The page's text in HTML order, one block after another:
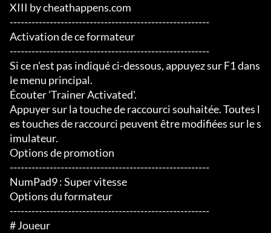
XIII by cheathappens.com
-------------------------------------------------------
Activation de ce formateur
-------------------------------------------------------
Si ce n'est pas indiqué ci-dessous, appuyez sur F1 dans
le menu principal.
Écouter 'Trainer Activated'.
Appuyer sur la touche de raccourci souhaitée. Toutes l
es touches de raccourci peuvent être modifiées sur le s
imulateur.
Options de promotion
-------------------------------------------------------
NumPad9 : Super vitesse
Options du formateur
-------------------------------------------------------
# Joueur